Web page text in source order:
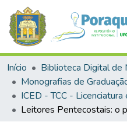
Início
Monografias de